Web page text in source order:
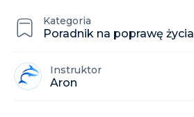
Kategoria
Poradnik na poprawę życia
Instruktor
Aron